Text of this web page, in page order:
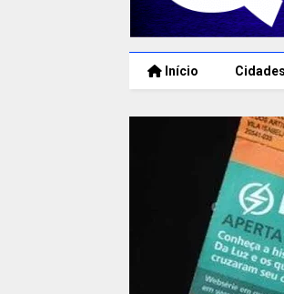
Início